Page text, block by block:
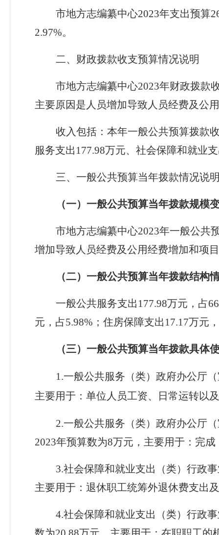
市地方志编纂中心2023年支出预算
2.97%。
二、 财政拨款收支预算情况说明
市地方志编纂中心2023年财政拨款
主要原因是人员增加导致人员经费及公
收入包括：本年一般公共预算拨款
服务支出 177.98万元、社会保障和就业
三、 一般公共预算当年拨款情况说
（一）一般公共预算当年拨款规模
市地方志编纂中心2023年一般公共
增加导致人员经费及公用经费增加和项
（二）一般公共预算当年拨款结构
一般公共服务支出 177.98万元，占
元 ， 占5.98% ；住房保障支出 17.17万元 ，
（三）一般公共预算当年拨款具体
1.一般公共服务（类）政府办公厅
主要用于：单位人员工资、日常运转以
2.一般公共服务（类）政府办公厅
2023年预算数为8万元，主要用于：完
3.社会保障和就业支出（类）行政
主要用于：退休职工统筹外退休费支出
4.社会保障和就业支出（类）行政